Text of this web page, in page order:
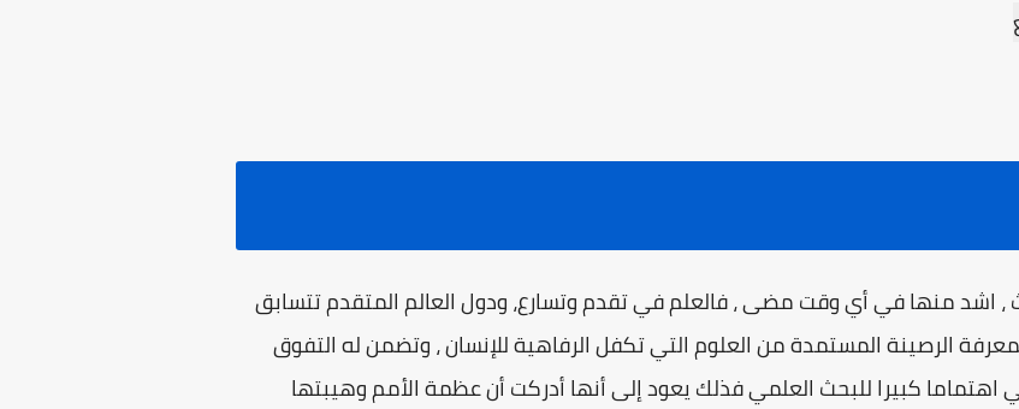
، اشد منها في أي وقت مضى ، فالعلم في تقدم وتسارع، ودول العالم المتقدم تتسابق
الرصينة المستمدة من العلوم التي تكفل الرفاهية للإنسان ، وتضمن له التفوق
اهتماما كبيرا للبحث العلمي فذلك يعود إلى أنها أدركت أن عظمة الأمم وهيبتها